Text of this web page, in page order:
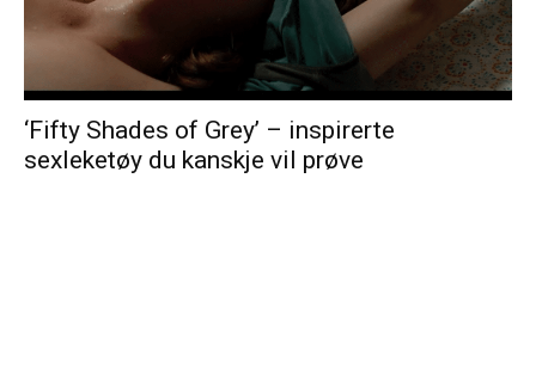
‘Fifty Shades of Grey’ – inspirerte
sexleketøy du kanskje vil prøve